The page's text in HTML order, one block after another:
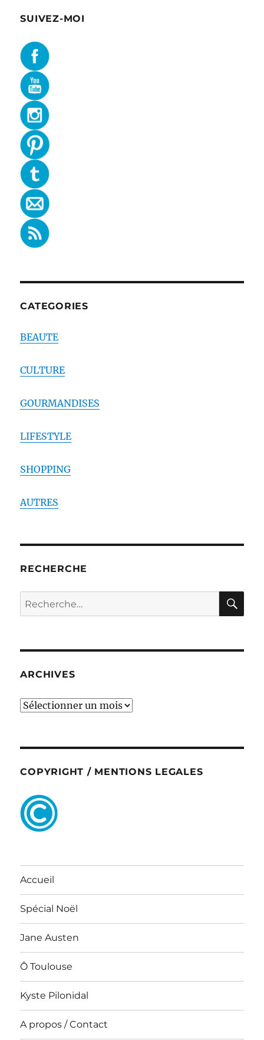
SUIVEZ-MOI
CATEGORIES
BEAUTE
CULTURE
GOURMANDISES
LIFESTYLE
SHOPPING
AUTRES
RECHERCHE
Recherche
pour :
ARCHIVES
ARCHIVES
COPYRIGHT / MENTIONS LEGALES
Accueil
Spécial Noël
Jane Austen
Ô Toulouse
Kyste Pilonidal
A propos / Contact